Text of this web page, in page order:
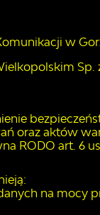
w
Sp.
oraz aktów
RODO art. 6
na mocy